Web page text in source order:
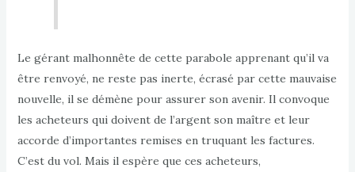
Le gérant malhonnête de cette parabole apprenant qu’il va
être renvoyé, ne reste pas inerte, écrasé par cette mauvaise
nouvelle, il se démène pour assurer son avenir. Il convoque
les acheteurs qui doivent de l’argent son maître et leur
accorde d’importantes remises en truquant les factures.
C’est du vol. Mais il espère que ces acheteurs,